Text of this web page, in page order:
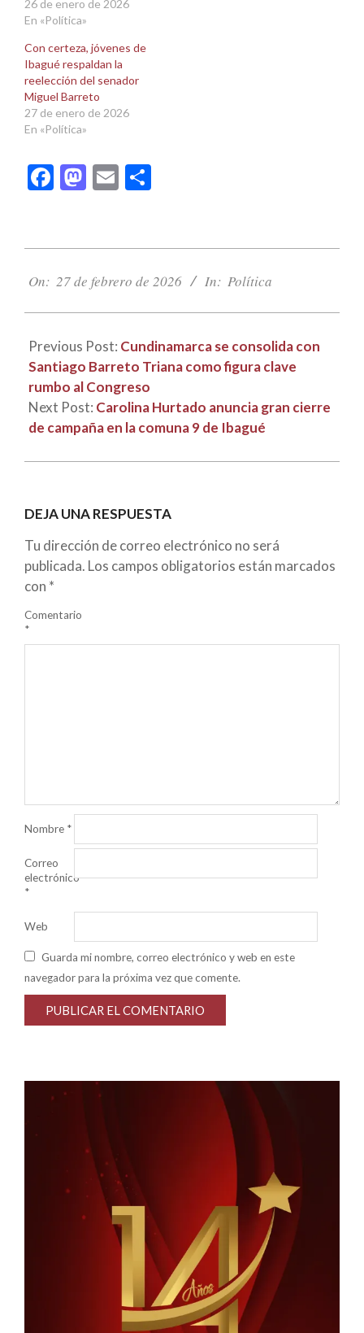
26 de enero de 2026
En «Política»
Con certeza, jóvenes de
Ibagué respaldan la
reelección del senador
Miguel Barreto
27 de enero de 2026
En «Política»
Facebook
Mastodon
Email
02-
On: 27 de febrero de 2026 In: Política
Previous Post: Cundinamarca se consolida con
Santiago Barreto Triana como figura clave
rumbo al Congreso
Next Post: Carolina Hurtado anuncia gran cierre
de campaña en la comuna 9 de Ibagué
DEJA UNA RESPUESTA
Tu dirección de correo electrónico no será
publicada. Los campos obligatorios están marcados
con *
Comentario
*
Nombre *
Correo
electrónico
*
Web
Guarda mi nombre, correo electrónico y web en este
navegador para la próxima vez que comente.